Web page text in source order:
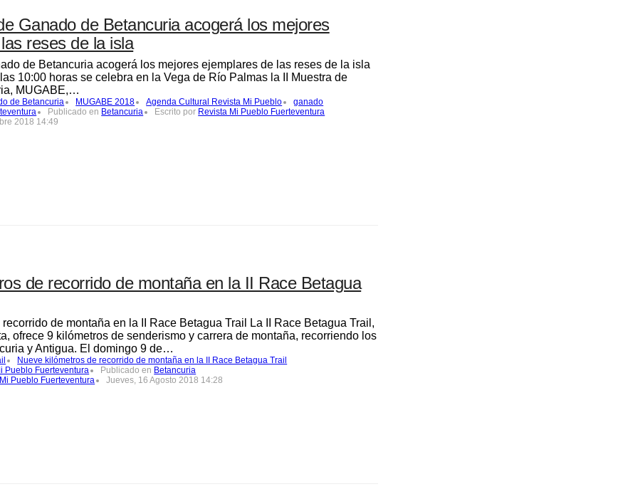
Ganado de Betancuria acogerá los mejores
reses de la isla
de Betancuria acogerá los mejores ejemplares de las reses de la isla
10:00 horas se celebra en la Vega de Río Palmas la II Muestra de
MUGABE,…
de Betancuria MUGABE 2018 Agenda Cultural Revista Mi Pueblo
ganado
Publicado en Betancuria Escrito por Revista Mi Pueblo Fuerteventura
2018 14:49
de recorrido de montaña en la II Race Betagua
de montaña en la II Race Betagua Trail La II Race Betagua Trail,
ofrece 9 kilómetros de senderismo y carrera de montaña, recorriendo los
y Antigua. El domingo 9 de…
Nueve kilómetros de recorrido de montaña en la II Race Betagua Trail
Pueblo Fuerteventura
Publicado en Betancuria
Pueblo Fuerteventura Jueves, 16 Agosto 2018 14:28